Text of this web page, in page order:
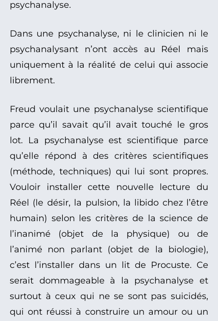
psychanalyse.
Dans une psychanalyse, ni le clinicien ni le
psychanalysant n’ont accès au Réel mais
uniquement à la réalité de celui qui associe
librement.
Freud voulait une psychanalyse scientifique
parce qu’il savait qu’il avait touché le gros
lot. La psychanalyse est scientifique parce
qu’elle répond à des critères scientifiques
(méthode, techniques) qui lui sont propres.
Vouloir installer cette nouvelle lecture du
Réel (le désir, la pulsion, la libido chez l’être
humain) selon les critères de la science de
l’inanimé (objet de la physique) ou de
l’animé non parlant (objet de la biologie),
c’est l’installer dans un lit de Procuste. Ce
serait dommageable à la psychanalyse et
surtout à ceux qui ne se sont pas suicidés,
qui ont réussi à construire un amour ou un